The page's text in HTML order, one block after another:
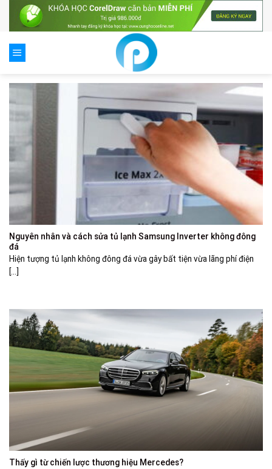
Nguyên nhân và cách sửa tủ lạnh Samsung Inverter không đông
đá
Hiện tượng tủ lạnh không đông đá vừa gây bất tiện vừa lãng phí điện
[...]
Thấy gì từ chiến lược thương hiệu Mercedes?